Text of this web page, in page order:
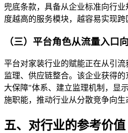
兜底条款，具备从企业标准向行
度越高的服务模块，越容易实现跨
（三）平台角色从流量入口
平台对家装行业的赋能正在从引
监理、供应链整合。该企业获得
大保障"体系、建立监理机制，显
施职能，推动行业从分散竞争向生
五、对行业的参考价值